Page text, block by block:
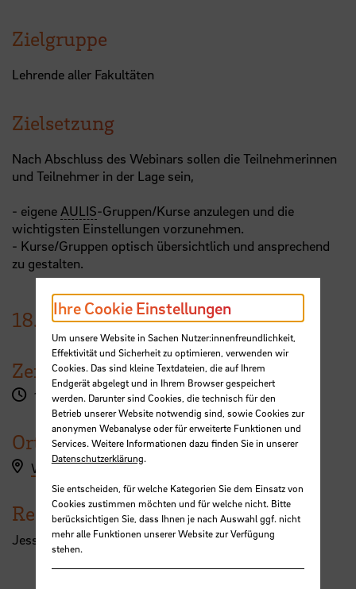
Zielgruppe
Lehrende aller Fakultäten
Zielsetzung
Nach Abschluss des Webinars sollen die Teilnehmerinnen
und Teilnehmer in der Lage sein,
- eigene AULIS-Gruppen/Kurse anzulegen und die
wichtigsten Einstellungen vorzunehmen.
- Kurse/Gruppen optisch übersichtlich und ansprechend
zu gestalten.
18. August2026
Zeit
10:00 - 14:45 Uhr
Ort
Workshopanmeldung hier
Referent:in
Jessica Heidmann
Ihre Cookie Einstellungen
Um unsere Website in Sachen Nutzer:innenfreundlichkeit,
Effektivität und Sicherheit zu optimieren, verwenden wir
Cookies. Das sind kleine Textdateien, die auf Ihrem
Endgerät abgelegt und in Ihrem Browser gespeichert
werden. Darunter sind Cookies, die technisch für den
Betrieb unserer Website notwendig sind, sowie Cookies zur
anonymen Webanalyse oder für erweiterte Funktionen und
Services. Weitere Informationen dazu finden Sie in unserer
Datenschutzerklärung.
Sie entscheiden, für welche Kategorien Sie dem Einsatz von
Cookies zustimmen möchten und für welche nicht. Bitte
berücksichtigen Sie, dass Ihnen je nach Auswahl ggf. nicht
mehr alle Funktionen unserer Website zur Verfügung
stehen.